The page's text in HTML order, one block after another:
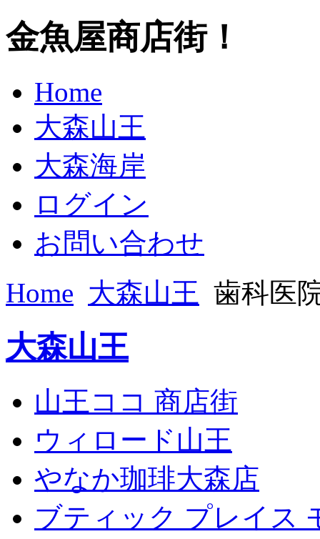
金魚屋商店街！
Home
大森山王
大森海岸
ログイン
お問い合わせ
Home 大森山王 歯科医
大森山王
山王ココ 商店街
ウィロード山王
やなか珈琲大森店
ブティック プレイス